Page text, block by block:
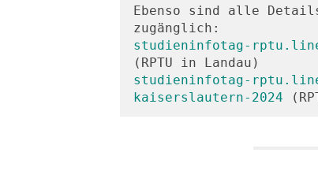
Ebenso sind alle
studieninfotag-
studieninfotag-
kaiserslautern-2024